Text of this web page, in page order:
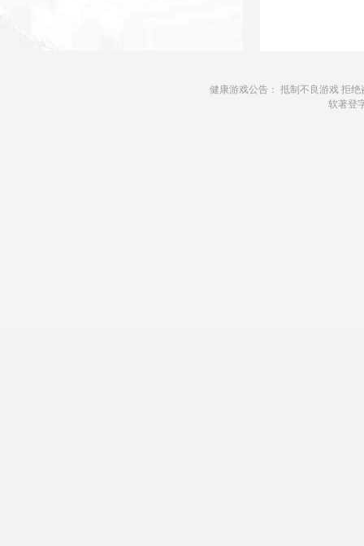
健康游戏公告： 抵制不良游戏 拒
软著登